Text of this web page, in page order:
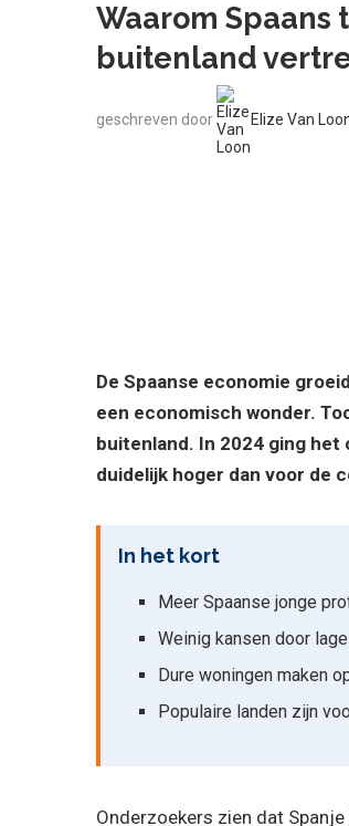
Waarom Spaans
buitenland
geschreven door Elize Van
De Spaanse economie
een economisch wonder.
buitenland. In 2024 ging het
duidelijk hoger dan voor de
In het kort
Meer Spaanse jonge
Weinig kansen door
Dure woningen maken
Populaire landen zijn
Onderzoekers zien dat